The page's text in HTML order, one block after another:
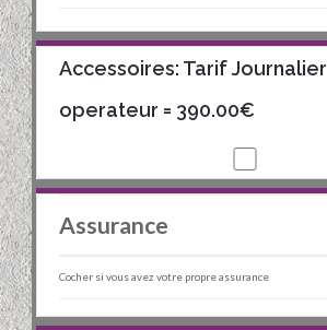
Accessoires: Tarif Journalier
operateur = 390.00€
Assurance
Cocher si vous avez votre propre assurance